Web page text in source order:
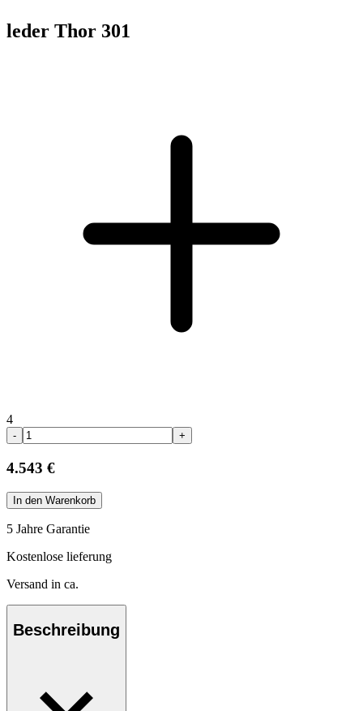
leder Thor 301
4
- +
4.543 €
In den Warenkorb
5 Jahre Garantie
Kostenlose lieferung
Versand in ca.
Beschreibung